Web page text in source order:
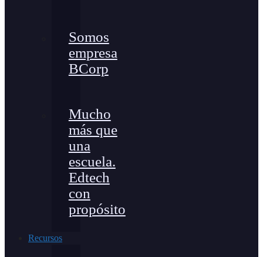
Somos
empresa
BCorp
Mucho
más que
una
escuela.
Edtech
con
propósito
Recursos